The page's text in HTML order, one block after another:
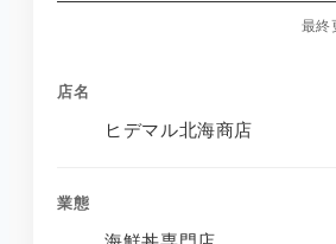
最
店名
ヒデマル北海商店
業態